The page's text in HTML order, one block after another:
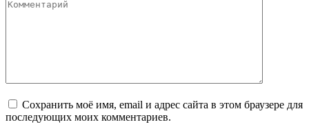
Сохранить моё имя, email и адрес сайта в этом браузере для
последующих моих комментариев.